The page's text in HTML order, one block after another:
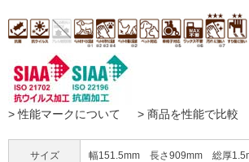
> 性能マークについて > 商品を性能で比較
サイズ 幅151.5mm 長さ909mm 総厚